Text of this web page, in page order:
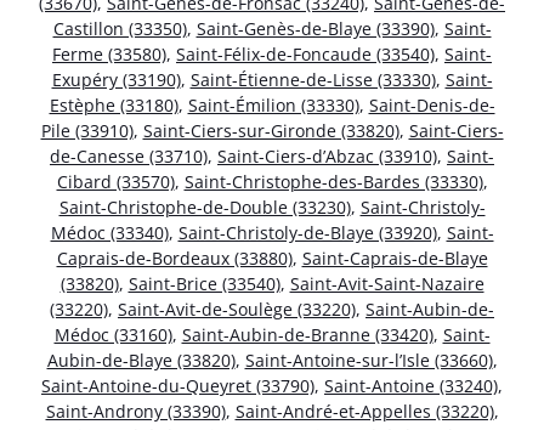
Castillon (33350), Saint-Genès-de-Blaye (33390), Saint-
Ferme (33580), Saint-Félix-de-Foncaude (33540), Saint-
Exupéry (33190), Saint-Étienne-de-Lisse (33330), Saint-
Estèphe (33180), Saint-Émilion (33330), Saint-Denis-de-
Pile (33910), Saint-Ciers-sur-Gironde (33820), Saint-Ciers-
de-Canesse (33710), Saint-Ciers-d’Abzac (33910), Saint-
Cibard (33570), Saint-Christophe-des-Bardes (33330),
Saint-Christophe-de-Double (33230), Saint-Christoly-
Médoc (33340), Saint-Christoly-de-Blaye (33920), Saint-
Caprais-de-Bordeaux (33880), Saint-Caprais-de-Blaye
(33820), Saint-Brice (33540), Saint-Avit-Saint-Nazaire
(33220), Saint-Avit-de-Soulège (33220), Saint-Aubin-de-
Médoc (33160), Saint-Aubin-de-Branne (33420), Saint-
Aubin-de-Blaye (33820), Saint-Antoine-sur-l’Isle (33660),
Saint-Antoine-du-Queyret (33790), Saint-Antoine (33240),
Saint-Androny (33390), Saint-André-et-Appelles (33220),